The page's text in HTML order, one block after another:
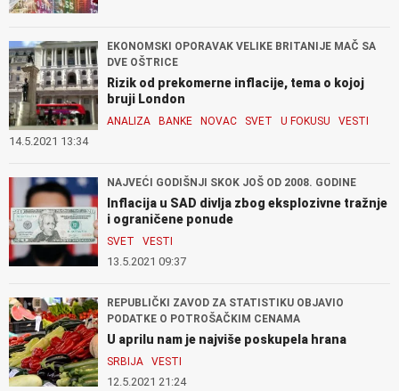
EKONOMSKI OPORAVAK VELIKE BRITANIJE MAČ SA
DVE OŠTRICE
Rizik od prekomerne inflacije, tema o kojoj
bruji London
ANALIZA BANKE NOVAC SVET U FOKUSU VESTI
14.5.2021 13:34
NAJVEĆI GODIŠNJI SKOK JOŠ OD 2008. GODINE
Inflacija u SAD divlja zbog eksplozivne tražnje
i ograničene ponude
SVET VESTI
13.5.2021 09:37
REPUBLIČKI ZAVOD ZA STATISTIKU OBJAVIO
PODATKE O POTROŠAČKIM CENAMA
U aprilu nam je najviše poskupela hrana
SRBIJA VESTI
12.5.2021 21:24